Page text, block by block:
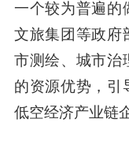
一个较为普遍的
文旅集团等政府
市测绘、城市治
的资源优势，引
低空经济产业链